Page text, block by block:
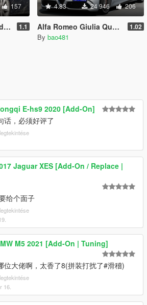
157
1.1
4.83 24 946 206
Alfa Romeo Giulia Quadrifoglio 2017 1.02
By bao481
E-hs9 2020 [Add-On]
话，必须好评了
Jaguar XES [Add-On / Replace |
给个面子
M5 2021 [Add-On | Tuning]
位大佬啊，太香了8(拼装打扰了#滑稽)
16.